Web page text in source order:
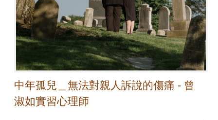
中年孤兒＿無法對親人訴說的傷痛 - 曾
淑如實習心理師